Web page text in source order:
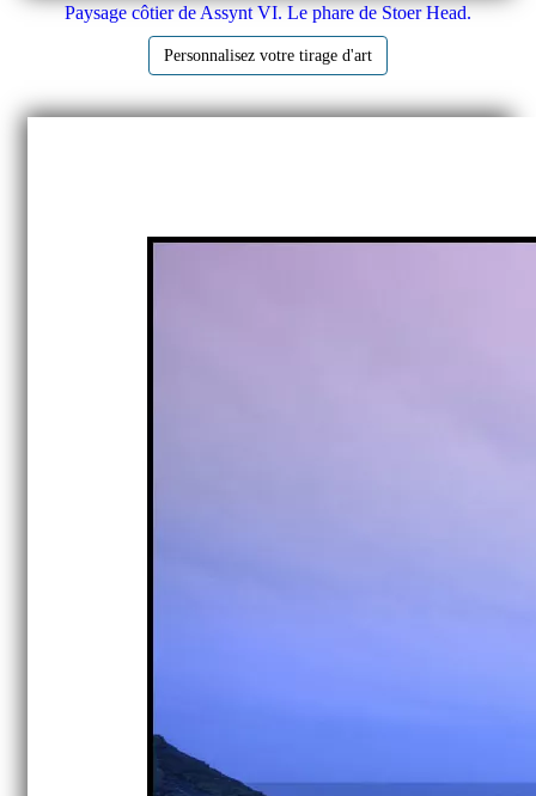
Paysage côtier de Assynt VI. Le phare de Stoer Head.
Personnalisez votre tirage d'art